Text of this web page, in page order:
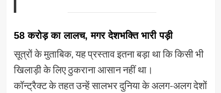
58 करोड़ का लालच, मगर देशभक्ति भारी पड़ी
सूत्रों के मुताबिक, यह प्रस्ताव इतना बड़ा था कि किसी भी
खिलाड़ी के लिए ठुकराना आसान नहीं था।
कॉन्ट्रैक्ट के तहत उन्हें सालभर दुनिया के अलग-अलग देशों